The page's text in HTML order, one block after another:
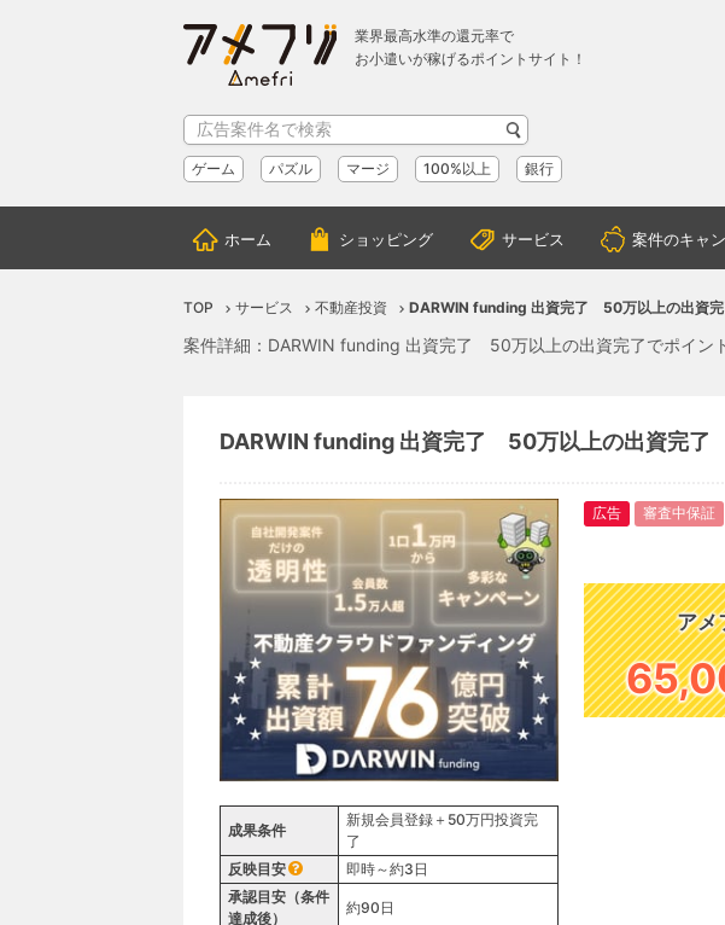
業界最高水準の還元率で
お小遣いが稼げるポイントサイト！
ゲーム パズル マージ 100%以上 銀行
ホーム ショッピング サービス 案件のキャ
TOP サービス 不動産投資 DARWIN funding 出資完了 50万以上の出資完
案件詳細：DARWIN funding 出資完了 50万以上の出資完了でポイン
DARWIN funding 出資完了 50万以上の出資完了
成果条件
新規会員登録＋50万円投資完
了
反映目安
即時～約3日
承認目安（条件
達成後）
約90日
広告 審査中保証
アメ